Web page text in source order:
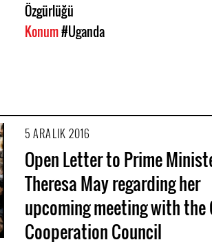
Özgürlüğü
Konum#Uganda
5 ARALIK 2016
Open Letter to Prime
Theresa May regarding her
upcoming meeting with the
Cooperation Council